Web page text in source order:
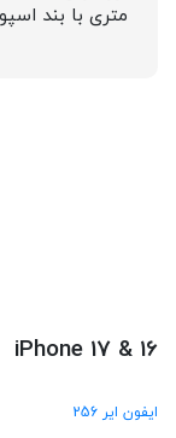
متری با بند
iPhone 17 & 16
ایفون ایر 256